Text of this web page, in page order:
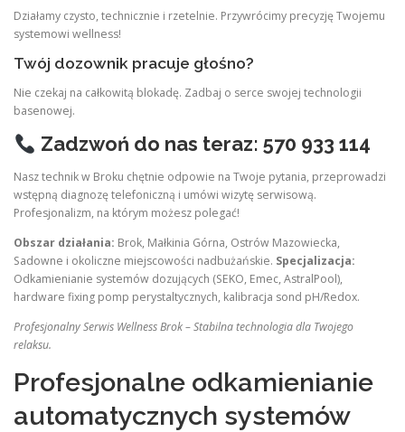
Działamy czysto, technicznie i rzetelnie. Przywrócimy precyzję Twojemu
systemowi wellness!
Twój dozownik pracuje głośno?
Nie czekaj na całkowitą blokadę. Zadbaj o serce swojej technologii
basenowej.
Zadzwoń do nas teraz: 570 933 114
Nasz technik w Broku chętnie odpowie na Twoje pytania, przeprowadzi
wstępną diagnozę telefoniczną i umówi wizytę serwisową.
Profesjonalizm, na którym możesz polegać!
Obszar działania: Brok, Małkinia Górna, Ostrów Mazowiecka,
Sadowne i okoliczne miejscowości nadbużańskie. Specjalizacja:
Odkamienianie systemów dozujących (SEKO, Emec, AstralPool),
hardware fixing pomp perystaltycznych, kalibracja sond pH/Redox.
Profesjonalny Serwis Wellness Brok – Stabilna technologia dla Twojego
relaksu.
Profesjonalne odkamienianie
automatycznych systemów